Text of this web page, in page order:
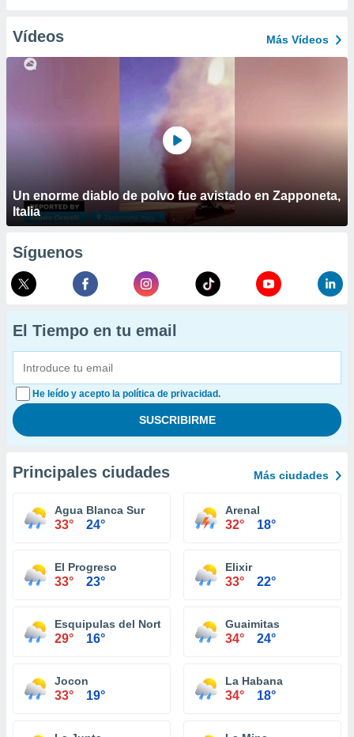
Vídeos Más Vídeos
Un enorme diablo de polvo fue avistado en Zapponeta,
Italia
Síguenos
El Tiempo en tu email
He leído y acepto la política de privacidad.
Principales ciudades Más ciudades
Agua Blanca Sur
33° 24°
Arenal
32° 18°
El Progreso
33° 23°
Elixir
33° 22°
Esquipulas del Norte
29° 16°
Guaimitas
34° 24°
Jocon
33° 19°
La Habana
34° 18°